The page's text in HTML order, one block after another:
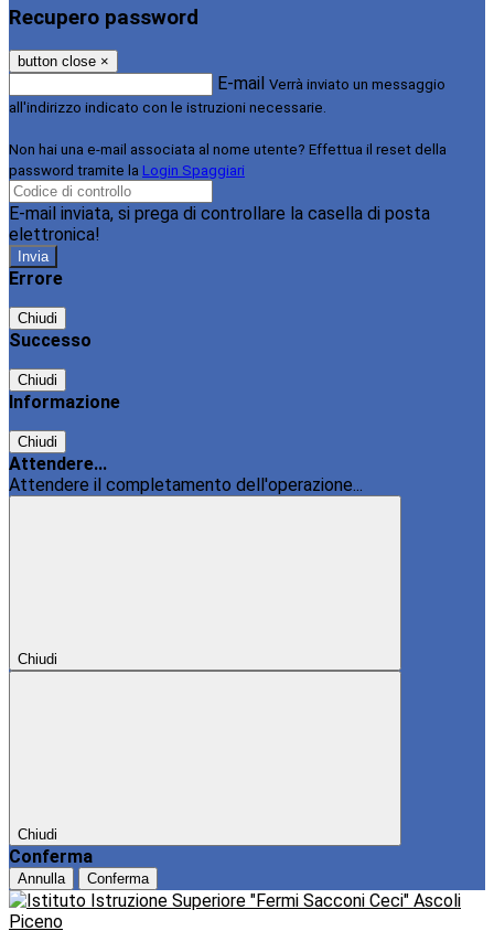
Recupero password
button close ×
E-mail Verrà inviato un messaggio
all'indirizzo indicato con le istruzioni necessarie.
Non hai una e-mail associata al nome utente? Effettua il reset della
password tramite la Login Spaggiari
E-mail inviata, si prega di controllare la casella di posta
elettronica!
Errore
Chiudi
Successo
Chiudi
Informazione
Chiudi
Attendere...
Attendere il completamento dell'operazione...
Chiudi
Chiudi
Conferma
Annulla Conferma